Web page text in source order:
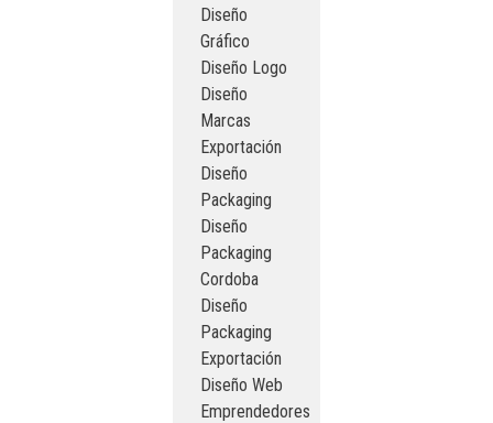
Diseño
Gráfico
Diseño Logo
Diseño
Marcas
Exportación
Diseño
Packaging
Diseño
Packaging
Cordoba
Diseño
Packaging
Exportación
Diseño Web
Emprendedores